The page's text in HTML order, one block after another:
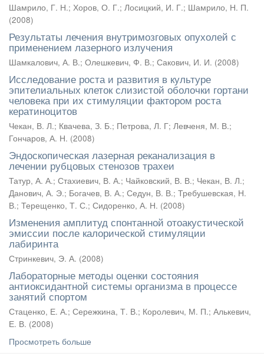
Шамрило, Г. Н.; Хоров, О. Г.; Лосицкий, И. Г.; Шамрило, Н. П.
(2008)
Результаты лечения внутримозговых опухолей с
применением лазерного излучения
Шамкалович, А. В.; Олешкевич, Ф. В.; Сакович, И. И. (2008)
Исследование роста и развития в культуре
эпителиальных клеток слизистой оболочки гортани
человека при их стимуляции фактором роста
кератиноцитов
Чекан, В. Л.; Квачева, З. Б.; Петрова, Л. Г; Левченя, М. В.;
Гончаров, А. Н. (2008)
Эндоскопическая лазерная реканализация в
лечении рубцовых стенозов трахеи
Татур, А. А.; Стахиевич, В. А.; Чайковский, В. В.; Чекан, В. Л.;
Данович, А. Э.; Богачев, В. А.; Седун, В. В.; Требушевская, Н.
В.; Терещенко, Т. С.; Сидоренко, А. Н. (2008)
Изменения амплитуд спонтанной отоакустической
эмиссии после калорической стимуляции
лабиринта
Стринкевич, Э. А. (2008)
Лабораторные методы оценки состояния
антиоксидантной системы организма в процессе
занятий спортом
Стаценко, Е. А.; Сережкина, Т. В.; Королевич, М. П.; Алькевич,
Е. В. (2008)
Просмотреть больше